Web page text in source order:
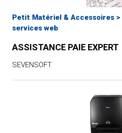
Petit Matériel & Accessoires >
services web
ASSISTANCE PAIE EXPERT
SEVENSOFT